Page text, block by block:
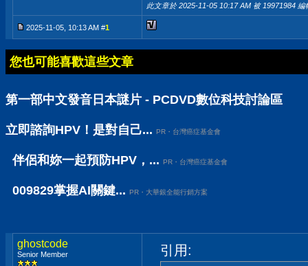
此文章於 2025-11-05 10:17 AM 被 19971984 編
2025-11-05, 10:13 AM #1
您也可能喜歡這些文章
第一部中文發音日本謎片 - PCDVD數位科技討論區
立即諮詢HPV！是對自己... PR・台灣癌症基金會
伴侶和妳一起預防HPV，... PR・台灣癌症基金會
009829掌握AI關鍵... PR・大華銀全能行銷方案
ghostcode
Senior Member 引用: